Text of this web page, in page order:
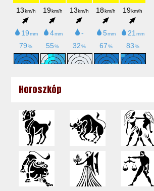
Horoszkóp